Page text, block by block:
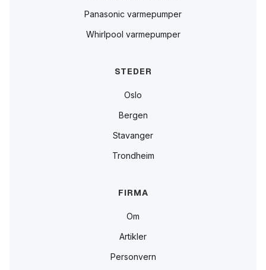
Panasonic varmepumper
Whirlpool varmepumper
STEDER
Oslo
Bergen
Stavanger
Trondheim
FIRMA
Om
Artikler
Personvern